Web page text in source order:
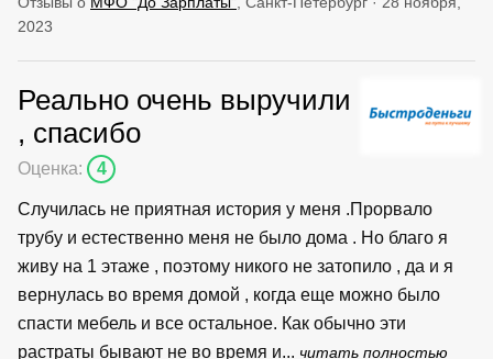
2023
Реально очень выручили
, спасибо
Оценка: 4
Случилась не приятная история у меня .Прорвало
трубу и естественно меня не было дома . Но благо я
живу на 1 этаже , поэтому никого не затопило , да и я
вернулась во время домой , когда еще можно было
спасти мебель и все остальное. Как обычно эти
растраты бывают не во время и... читать полностью